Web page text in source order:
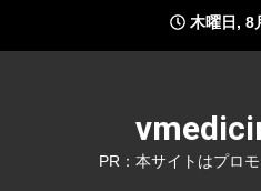
content
木曜日, 8
PR：本サイトはプロ